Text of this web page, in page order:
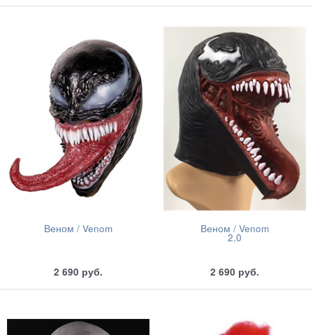
Веном / Venom
2 690 руб.
Веном / Venom
2.0
2 690 руб.